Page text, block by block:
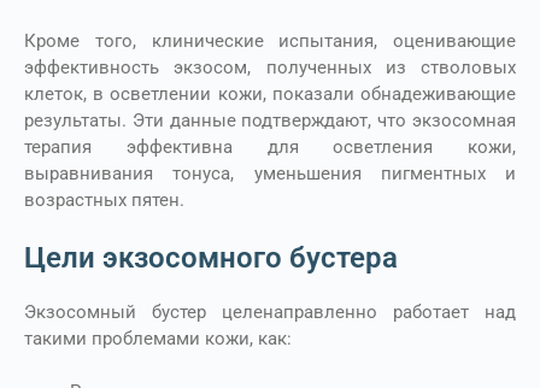
Кроме того, клинические испытания, оценивающие
эффективность экзосом, полученных из стволовых
клеток, в осветлении кожи, показали обнадеживающие
результаты. Эти данные подтверждают, что экзосомная
терапия эффективна для осветления кожи,
выравнивания тонуса, уменьшения пигментных и
возрастных пятен.
Цели экзосомного бустера
Экзосомный бустер целенаправленно работает над
такими проблемами кожи, как: